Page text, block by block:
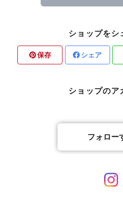
ショップをシ
保存 シェア
ショップのア
フォロー